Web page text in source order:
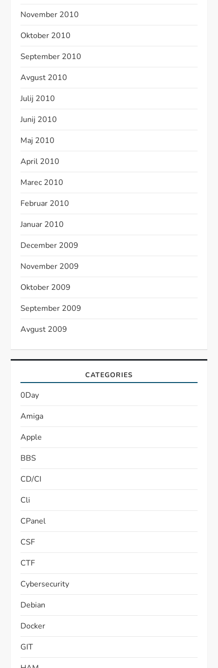
November 2010
Oktober 2010
September 2010
Avgust 2010
Julij 2010
Junij 2010
Maj 2010
April 2010
Marec 2010
Februar 2010
Januar 2010
December 2009
November 2009
Oktober 2009
September 2009
Avgust 2009
CATEGORIES
0Day
Amiga
Apple
BBS
CD/CI
Cli
CPanel
CSF
CTF
Cybersecurity
Debian
Docker
GIT